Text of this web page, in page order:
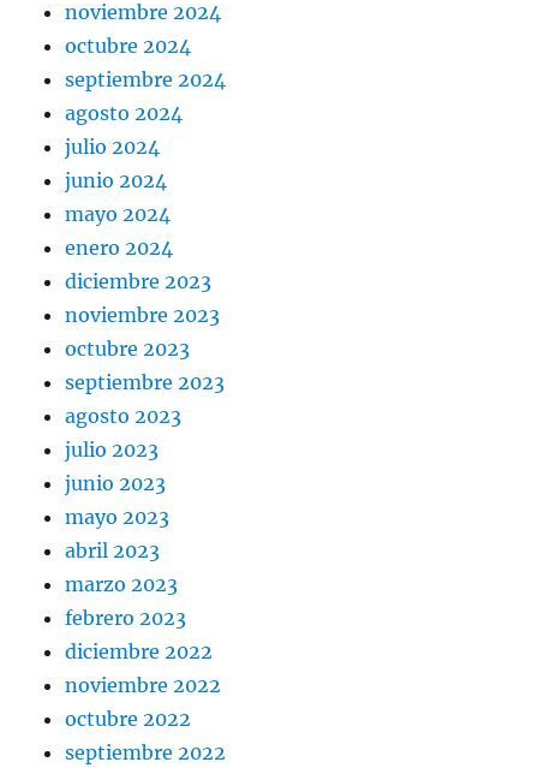
noviembre 2024
octubre 2024
septiembre 2024
agosto 2024
julio 2024
junio 2024
mayo 2024
enero 2024
diciembre 2023
noviembre 2023
octubre 2023
septiembre 2023
agosto 2023
julio 2023
junio 2023
mayo 2023
abril 2023
marzo 2023
febrero 2023
diciembre 2022
noviembre 2022
octubre 2022
septiembre 2022